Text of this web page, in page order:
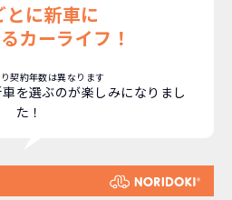
っ越し、転勤、家族が増
その時の状況に合わせ
かかる費用が
ミコミ
の｢自動車税｣はコミ
で通常車検時にかかる
｢自賠責保険料｣「整備
ります。
に新車に
カーライフ！
契約年数は異なります
を選ぶのが楽しみになりまし
た！